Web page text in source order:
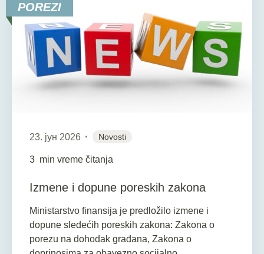
POREZI
23. јун 2026 Novosti
3 min vreme čitanja
Izmene i dopune poreskih zakona
Ministarstvo finansija je predložilo izmene i
dopune sledećih poreskih zakona: Zakona o
porezu na dohodak građana, Zakona o